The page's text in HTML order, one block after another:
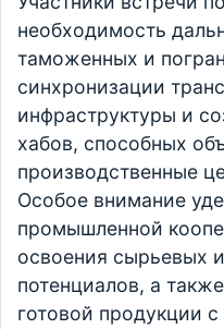
необходимость
таможенных и
синхронизации
инфраструктуры и
хабов, способных
производственные
Особое внимание
промышленной
освоения сырьевых
потенциалов, а
готовой продукции